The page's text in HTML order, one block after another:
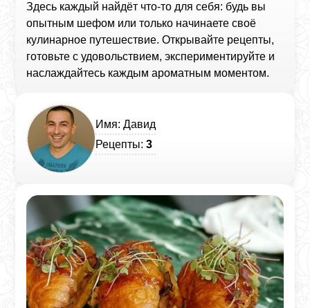
Здесь каждый найдёт что-то для себя: будь вы
опытным шефом или только начинаете своё
кулинарное путешествие. Открывайте рецепты,
готовьте с удовольствием, экспериментируйте и
наслаждайтесь каждым ароматным моментом.
Имя: Давид
Рецепты:3